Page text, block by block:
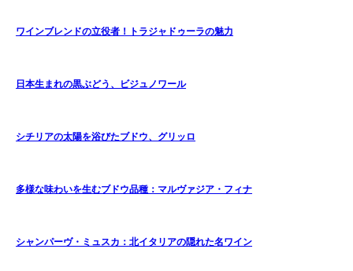
ワインブレンドの立役者！トラジャドゥーラの魅力
日本生まれの黒ぶどう、ビジュノワール
シチリアの太陽を浴びたブドウ、グリッロ
多様な味わいを生むブドウ品種：マルヴァジア・フィナ
シャンパーヴ・ミュスカ：北イタリアの隠れた名ワイン